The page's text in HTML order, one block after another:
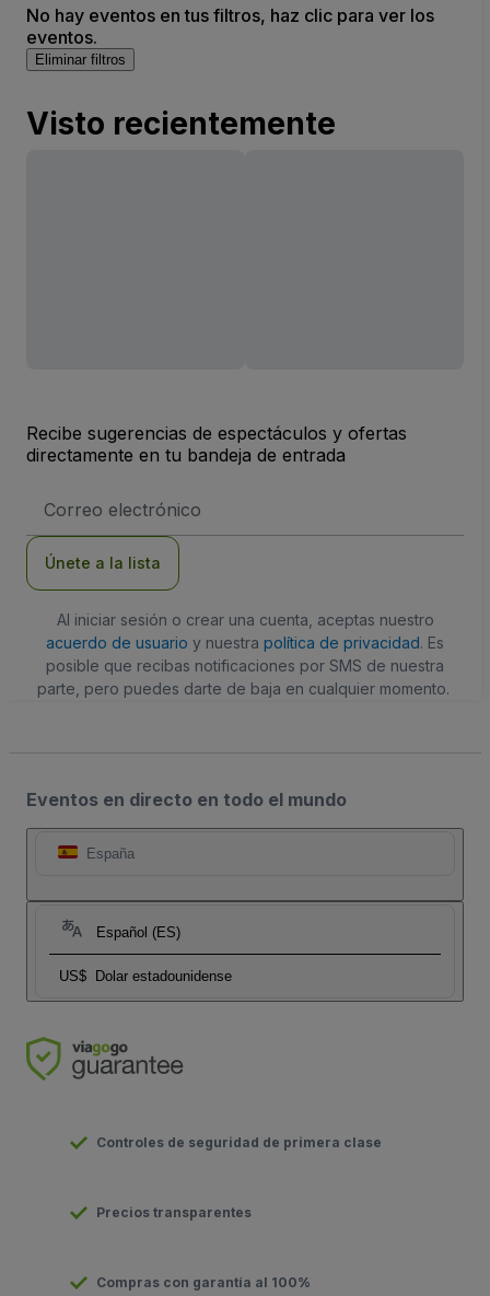
No hay eventos en tus filtros, haz clic para ver los
eventos.
Eliminar filtros
Visto recientemente
Recibe sugerencias de espectáculos y ofertas
directamente en tu bandeja de entrada
de
Únete a la lista
Al iniciar sesión o crear una cuenta, aceptas nuestro
acuerdo de usuario y nuestra política de privacidad. Es
posible que recibas notificaciones por SMS de nuestra
parte, pero puedes darte de baja en cualquier momento.
Eventos en directo en todo el mundo
España
Español (ES)
US$ Dolar estadounidense
Controles de seguridad de primera clase
Precios transparentes
Compras con garantía al 100%